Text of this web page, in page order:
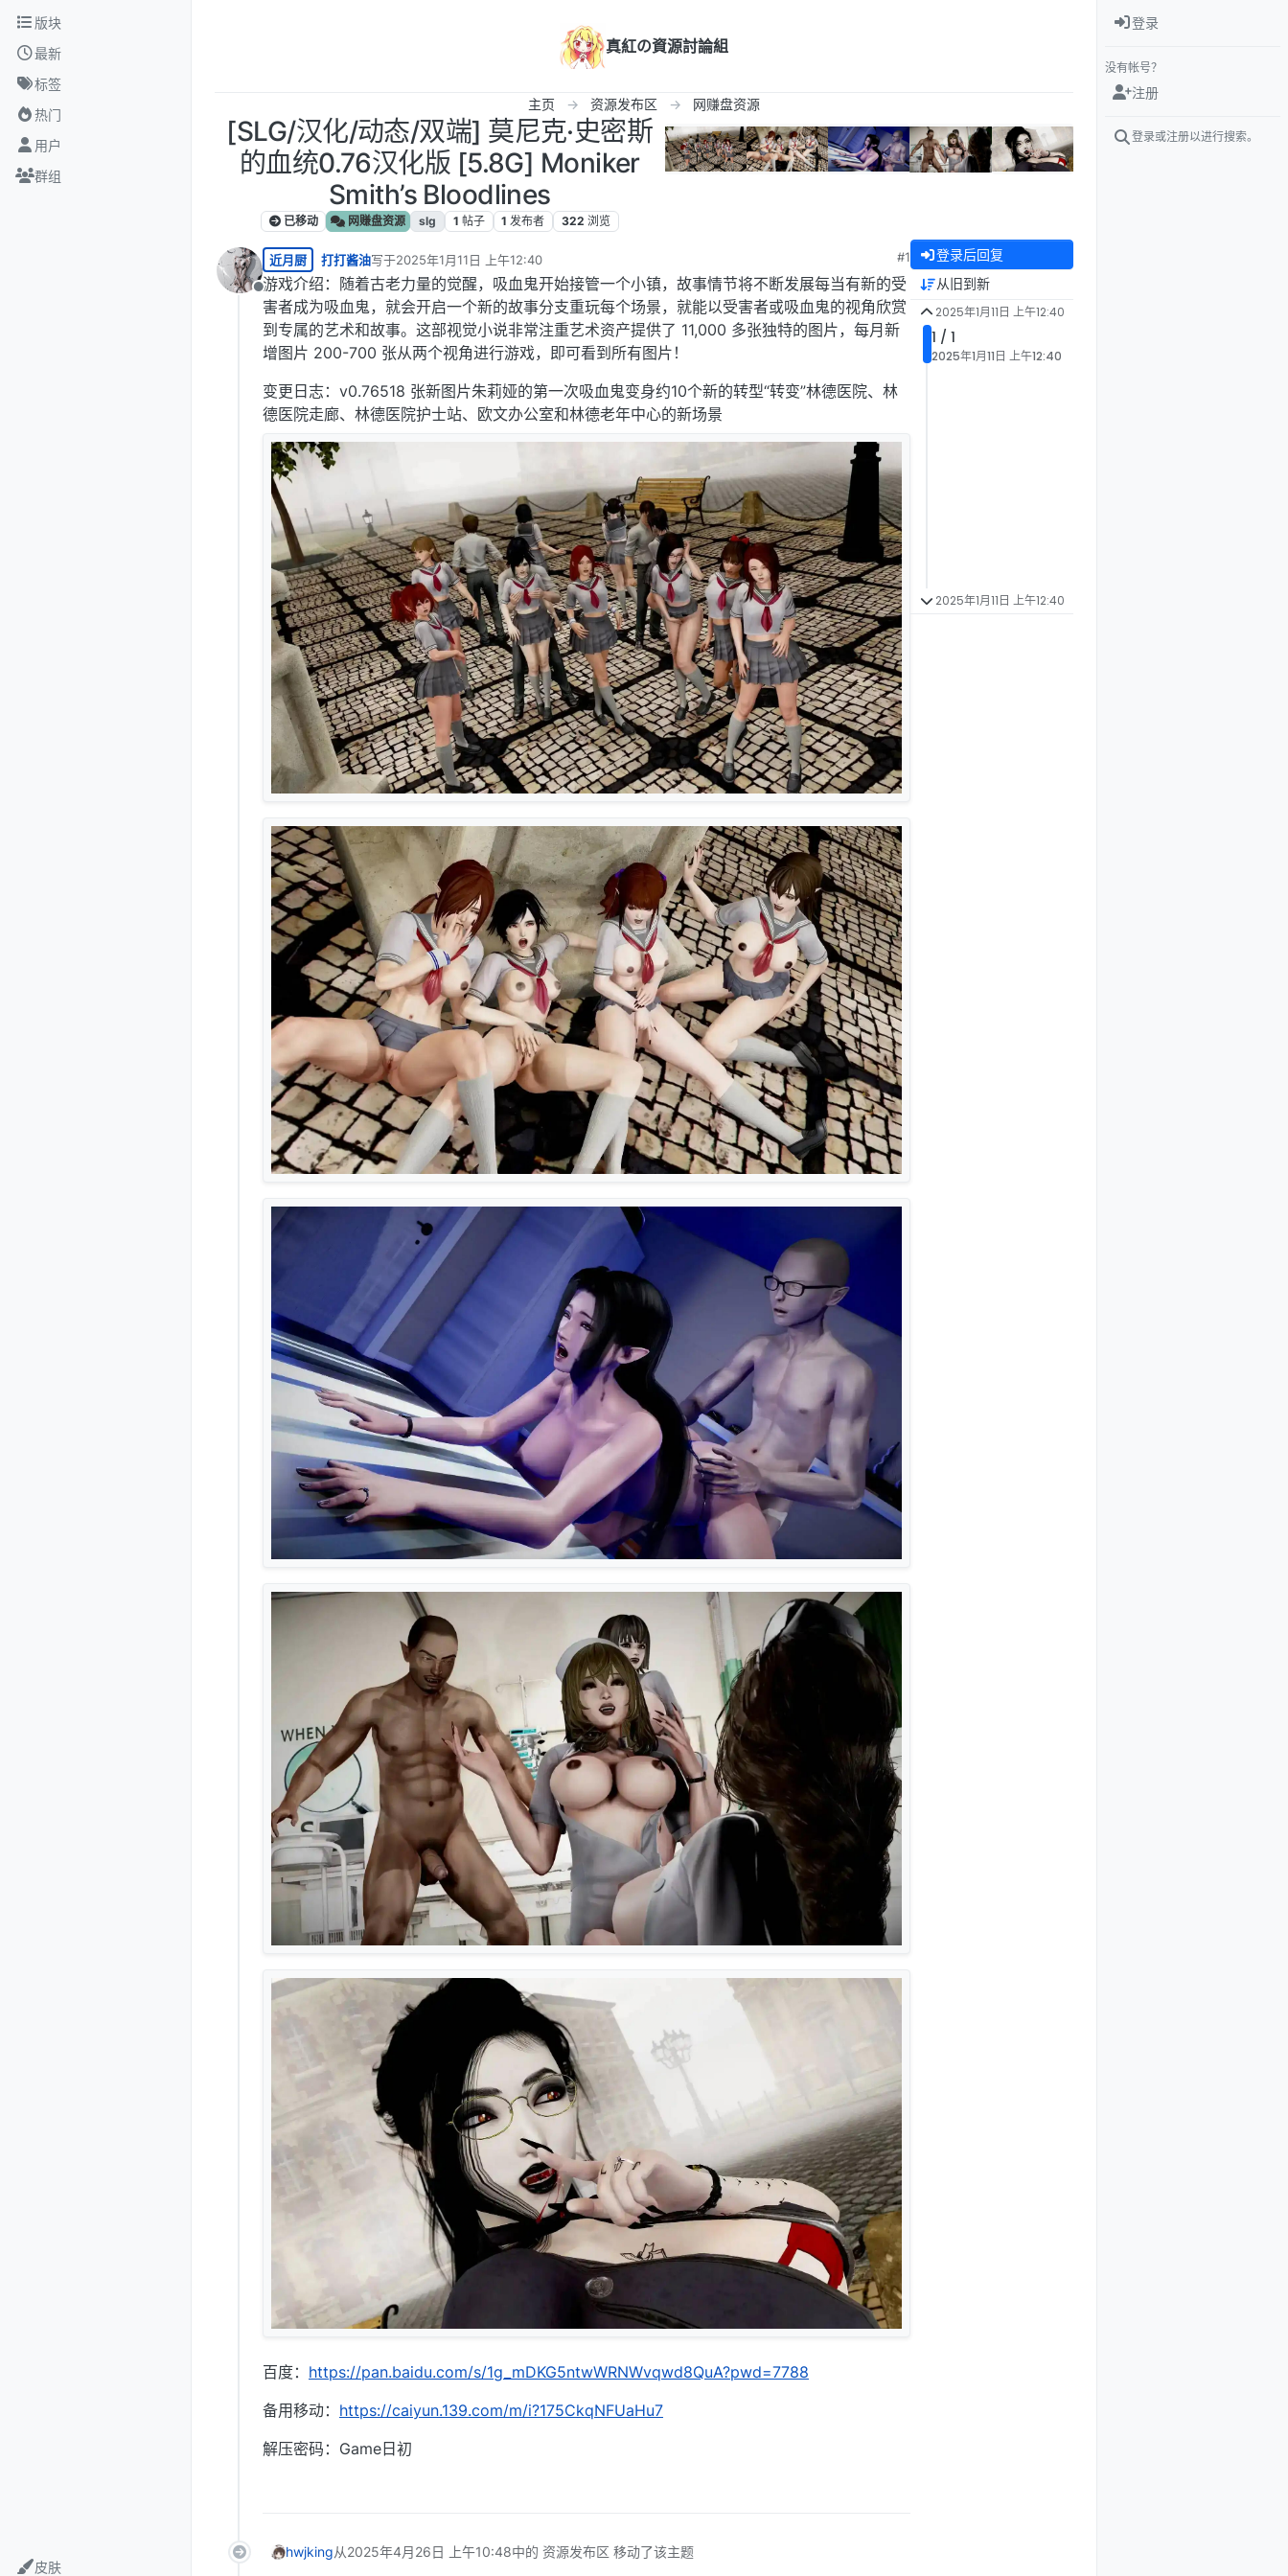
跳转至内容
版块
最新
标签
热门
用户
群组
皮肤
真紅の資源討論組
主页 资源发布区 网赚盘资源
[SLG/汉化/动态/双端] 莫尼克·史密斯
的血统0.76汉化版 [5.8G] Moniker
Smith’s Bloodlines
已移动 网赚盘资源 slg 1 帖子 1 发布者 322 浏览
离线
近月厨 打打酱油写于2025年1月11日 上午12:40
最后由 编辑
#1
游戏介绍：随着古老力量的觉醒，吸血鬼开始接管一个小镇，故事情节将不断发展每当有新的受
害者成为吸血鬼，就会开启一个新的故事分支重玩每个场景，就能以受害者或吸血鬼的视角欣赏
到专属的艺术和故事。这部视觉小说非常注重艺术资产提供了 11,000 多张独特的图片，每月新
增图片 200-700 张从两个视角进行游戏，即可看到所有图片！
变更日志：v0.76518 张新图片朱莉娅的第一次吸血鬼变身约10个新的转型“转变”林德医院、林
德医院走廊、林德医院护士站、欧文办公室和林德老年中心的新场景
百度： https://pan.baidu.com/s/1g_mDKG5ntwWRNWvqwd8QuA?pwd=7788
备用移动： https://caiyun.139.com/m/i?175CkqNFUaHu7
解压密码：Game日初
hwjking从2025年4月26日 上午10:48中的 资源发布区 移动了该主题
登录后回复
从旧到新
2025年1月11日 上午12:40
1 / 1
2025年1月11日 上午12:40
2025年1月11日 上午12:40
登录
没有帐号？
注册
登录或注册以进行搜索。